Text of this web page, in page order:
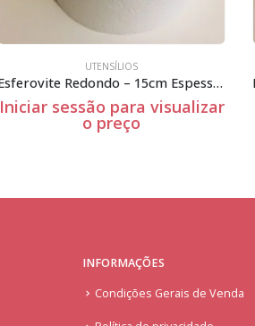
UTENSÍLIOS
Esferovite Redondo – 15cm Espessura
Iniciar sessão para visualizar
o preço
INFORMAÇÕES
Condições Gerais de Venda